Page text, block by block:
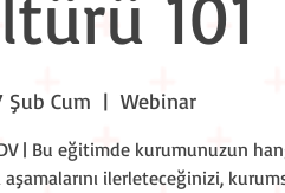
Şub Cum
  |
Webinar
| Bu eğitimde kurumunuzun
ilerleteceğinizi,